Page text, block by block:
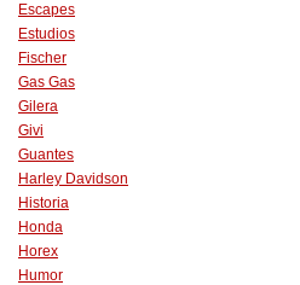
Escapes
Estudios
Fischer
Gas Gas
Gilera
Givi
Guantes
Harley Davidson
Historia
Honda
Horex
Humor